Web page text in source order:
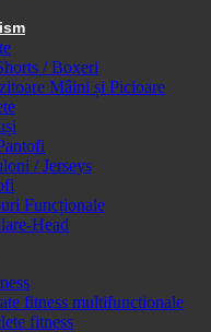
/ Boxeri
Mâini și Picioare
/ Jerseys
Funcționale
Head
fitness multifunctionale
fitness